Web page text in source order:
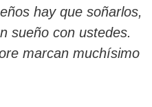
hay que soñarlos,
sueño con ustedes.
marcan muchísimo